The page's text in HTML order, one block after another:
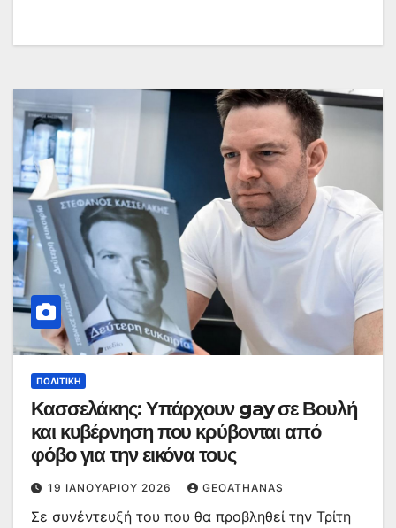
ΠΟΛΙΤΙΚΉ
Κασσελάκης: Υπάρχουν gay σε Βουλή
και κυβέρνηση που κρύβονται από
φόβο για την εικόνα τους
19 ΙΑΝΟΥΑΡΊΟΥ 2026 GEOATHANAS
Σε συνέντευξή του που θα προβληθεί την Τρίτη